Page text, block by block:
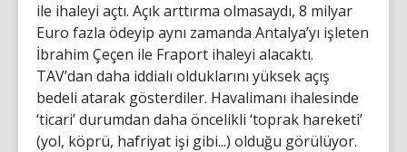
ile ihaleyi açtı. Açık arttırma olmasaydı, 8 milyar
Euro fazla ödeyip aynı zamanda Antalya’yı işleten
İbrahim Çeçen ile Fraport ihaleyi alacaktı.
TAV’dan daha iddialı olduklarını yüksek açış
bedeli atarak gösterdiler. Havalimanı ihalesinde
‘ticari’ durumdan daha öncelikli ‘toprak hareketi’
(yol, köprü, hafriyat işi gibi...) olduğu görülüyor.